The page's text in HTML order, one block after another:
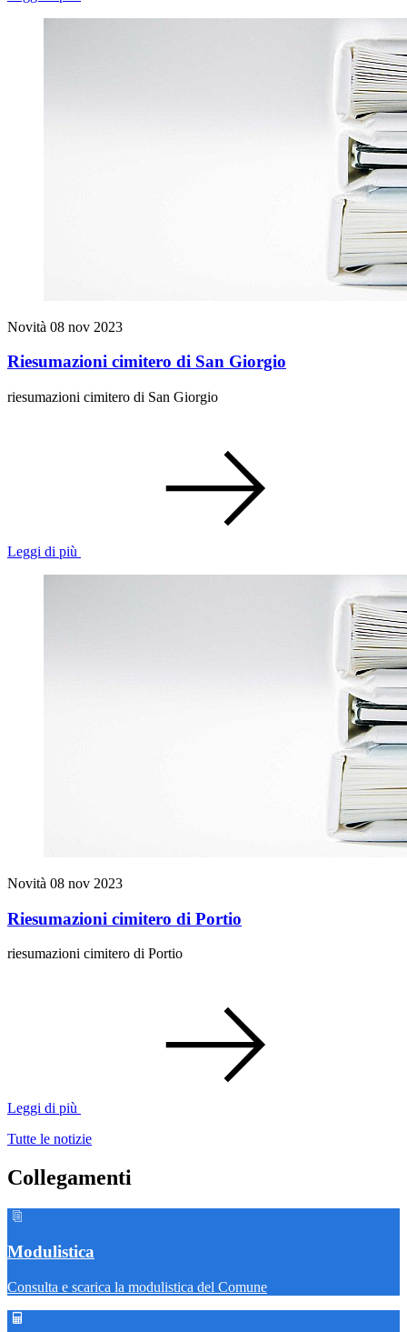
Novità 08 nov 2023
Riesumazioni cimitero di San Giorgio
riesumazioni cimitero di San Giorgio
Leggi di più
Novità 08 nov 2023
Riesumazioni cimitero di Portio
riesumazioni cimitero di Portio
Leggi di più
Tutte le notizie
Collegamenti
Modulistica
Consulta e scarica la modulistica del Comune